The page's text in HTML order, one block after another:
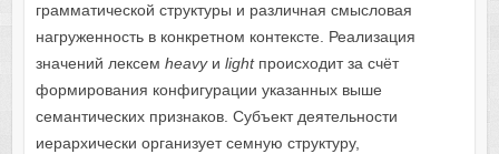
грамматической структуры и различная смысловая
нагруженность в конкретном контексте. Реализация
значений лексем heavyи lightпроисходит за счёт
формирования конфигурации указанных выше
семантических признаков. Субъект деятельности
иерархически организует семную структуру,